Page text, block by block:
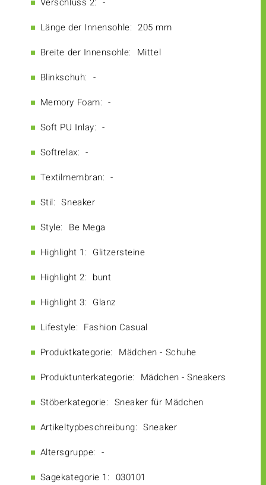
Länge der Innensohle: 205 mm
Breite der Innensohle: Mittel
Blinkschuh: -
Memory Foam: -
Soft PU Inlay: -
Softrelax: -
Textilmembran: -
Stil: Sneaker
Style: Be Mega
Highlight 1: Glitzersteine
Highlight 2: bunt
Highlight 3: Glanz
Lifestyle: Fashion Casual
Produktkategorie: Mädchen - Schuhe
Produktunterkategorie: Mädchen - Sneakers
Stöberkategorie: Sneaker für Mädchen
Artikeltypbeschreibung: Sneaker
Altersgruppe: -
Sagekategorie 1: 030101